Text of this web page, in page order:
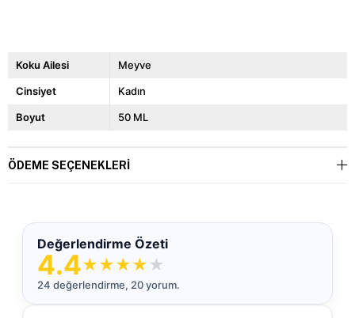
Koku Ailesi Meyve
Cinsiyet Kadın
Boyut 50 ML
ÖDEME SEÇENEKLERI
Değerlendirme Özeti
4.4★★★★ ★
24 değerlendirme, 20 yorum.